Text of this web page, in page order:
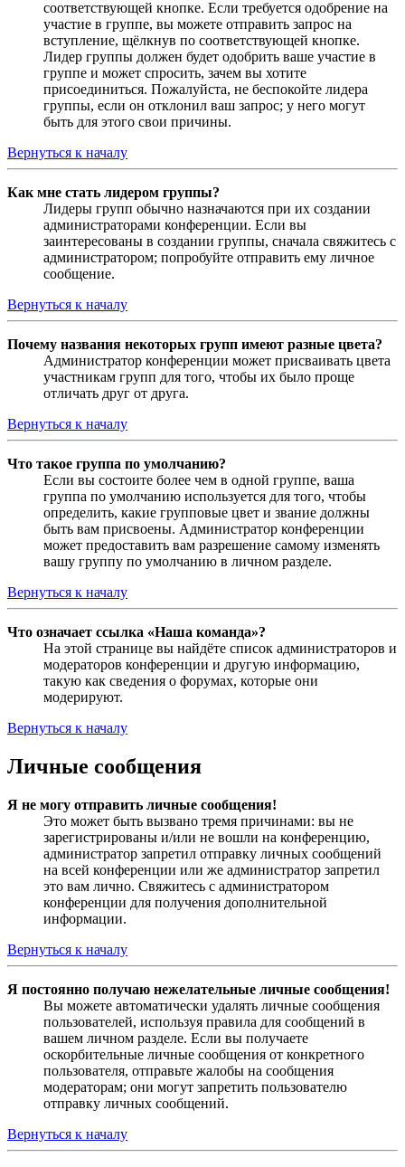
соответствующей кнопке. Если требуется одобрение на
участие в группе, вы можете отправить запрос на
вступление, щёлкнув по соответствующей кнопке.
Лидер группы должен будет одобрить ваше участие в
группе и может спросить, зачем вы хотите
присоединиться. Пожалуйста, не беспокойте лидера
группы, если он отклонил ваш запрос; у него могут
быть для этого свои причины.
Вернуться к началу
Как мне стать лидером группы?
Лидеры групп обычно назначаются при их создании
администраторами конференции. Если вы
заинтересованы в создании группы, сначала свяжитесь с
администратором; попробуйте отправить ему личное
сообщение.
Вернуться к началу
Почему названия некоторых групп имеют разные цвета?
Администратор конференции может присваивать цвета
участникам групп для того, чтобы их было проще
отличать друг от друга.
Вернуться к началу
Что такое группа по умолчанию?
Если вы состоите более чем в одной группе, ваша
группа по умолчанию используется для того, чтобы
определить, какие групповые цвет и звание должны
быть вам присвоены. Администратор конференции
может предоставить вам разрешение самому изменять
вашу группу по умолчанию в личном разделе.
Вернуться к началу
Что означает ссылка «Наша команда»?
На этой странице вы найдёте список администраторов и
модераторов конференции и другую информацию,
такую как сведения о форумах, которые они
модерируют.
Вернуться к началу
Личные сообщения
Я не могу отправить личные сообщения!
Это может быть вызвано тремя причинами: вы не
зарегистрированы и/или не вошли на конференцию,
администратор запретил отправку личных сообщений
на всей конференции или же администратор запретил
это вам лично. Свяжитесь с администратором
конференции для получения дополнительной
информации.
Вернуться к началу
Я постоянно получаю нежелательные личные сообщения!
Вы можете автоматически удалять личные сообщения
пользователей, используя правила для сообщений в
вашем личном разделе. Если вы получаете
оскорбительные личные сообщения от конкретного
пользователя, отправьте жалобы на сообщения
модераторам; они могут запретить пользователю
отправку личных сообщений.
Вернуться к началу